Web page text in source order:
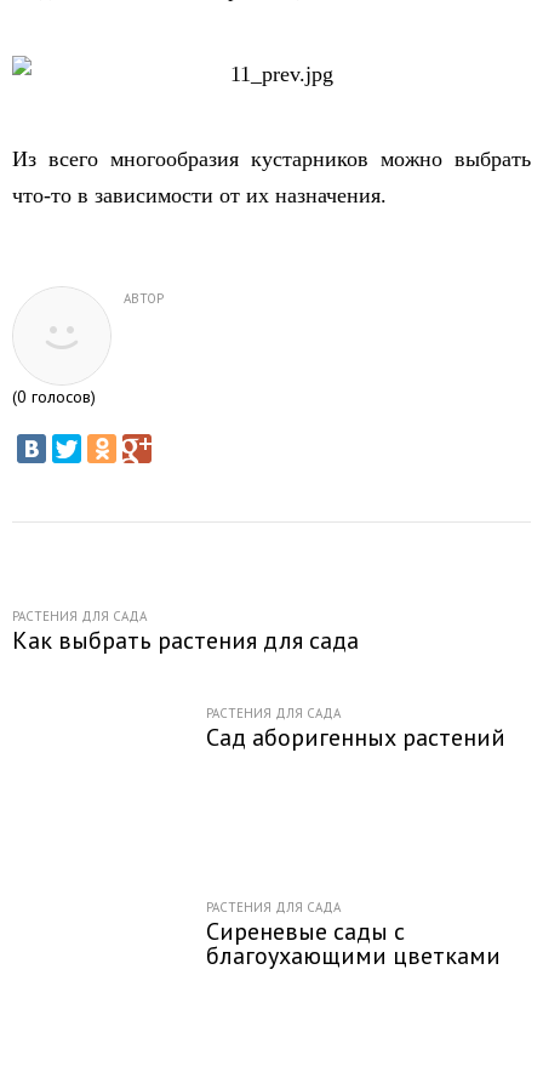
Из всего многообразия кустарников можно выбрать
что-то в зависимости от их назначения.
АВТОР
(0 голосов)
РАСТЕНИЯ ДЛЯ САДА
Как выбрать растения для сада
РАСТЕНИЯ ДЛЯ САДА
Сад аборигенных растений
РАСТЕНИЯ ДЛЯ САДА
Сиреневые сады с
благоухающими цветками